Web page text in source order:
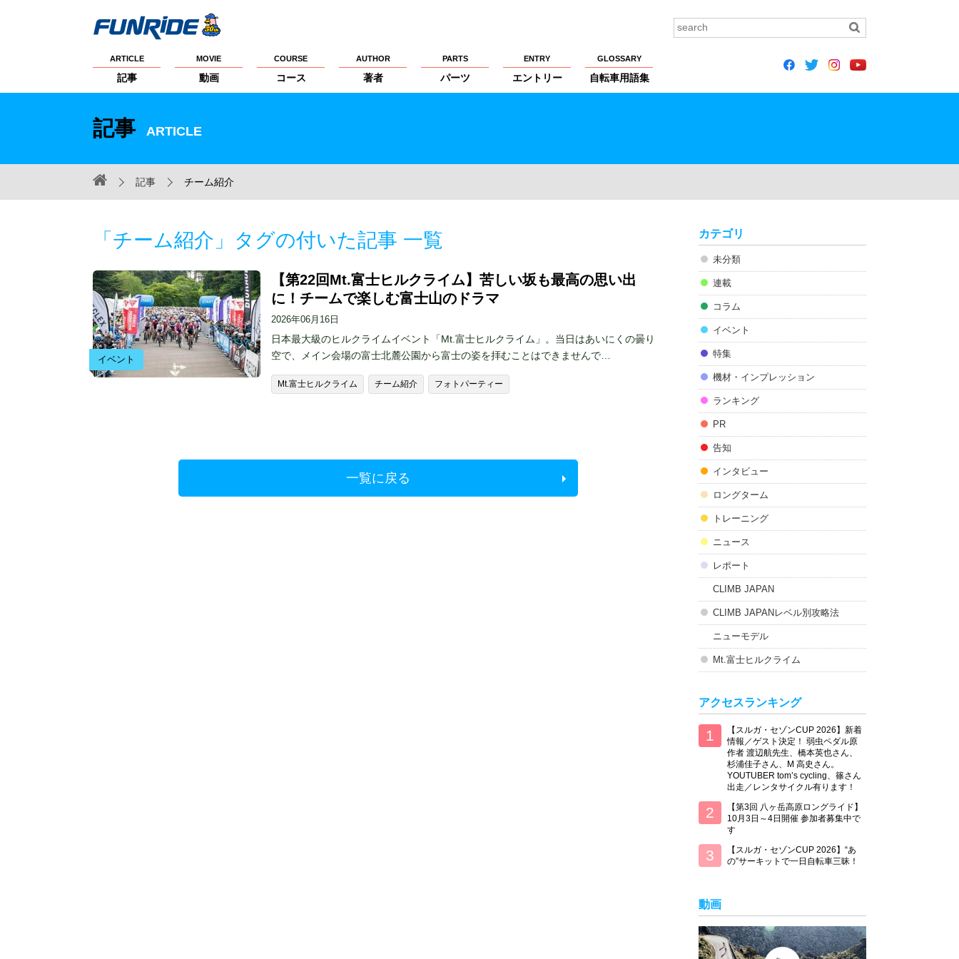
ARTICLE
記事
MOVIE
動画
COURSE
コース
AUTHOR
著者
PARTS
パーツ
ENTRY
エントリー
GLOSSARY
自転車用語集
記事 ARTICLE
記事 チーム紹介
「チーム紹介」タグの付いた記事 一覧
イベント
【第22回Mt.富士ヒルクライム】苦しい坂も最高の思い出
に！チームで楽しむ富士山のドラマ
2026年06月16日
日本最大級のヒルクライムイベント「Mt.富士ヒルクライム」。当日はあいにくの曇り
空で、メイン会場の富士北麓公園から富士の姿を拝むことはできませんで…
Mt.富士ヒルクライム チーム紹介 フォトパーティー
一覧に戻る
カテゴリ
未分類
連載
コラム
イベント
特集
機材・インプレッション
ランキング
PR
告知
インタビュー
ロングターム
トレーニング
ニュース
レポート
CLIMB JAPAN
CLIMB JAPANレベル別攻略法
ニューモデル
Mt.富士ヒルクライム
アクセスランキング
【スルガ・セゾンCUP 2026】新着
情報／ゲスト決定！ 弱虫ペダル原
作者 渡辺航先生、橋本英也さん、
杉浦佳子さん、M 高史さん。
YOUTUBER tom’s cycling、篠さん
出走／レンタサイクル有ります！
【第3回 八ヶ岳高原ロングライド】
10月3日～4日開催 参加者募集中で
す
【スルガ・セゾンCUP 2026】“あ
の”サーキットで一日自転車三昧！
動画